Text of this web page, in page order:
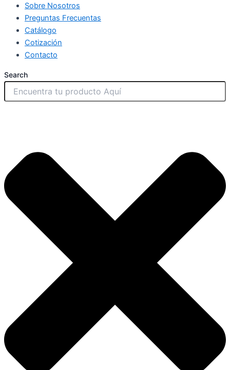
Sobre Nosotros
Preguntas Frecuentas
Catálogo
Cotización
Contacto
Search